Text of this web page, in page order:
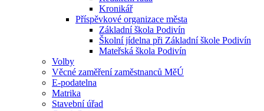
Kronikář
Příspěvkové organizace města
Základní škola Podivín
Školní jídelna při Základní škole Podivín
Mateřská škola Podivín
Volby
Věcné zaměření zaměstnanců MěÚ
E-podatelna
Matrika
Stavební úřad